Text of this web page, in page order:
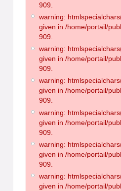
909.
warning:
given in /home/portail/
909.
warning:
given in /home/portail/
909.
warning:
given in /home/portail/
909.
warning:
given in /home/portail/
909.
warning:
given in /home/portail/
909.
warning:
given in /home/portail/